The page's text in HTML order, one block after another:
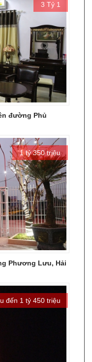
3 Tỷ 1
đường Phủ
1 tỷ 350 triệu
Phương Lưu, Hải
đến 1 tỷ 450 triệu